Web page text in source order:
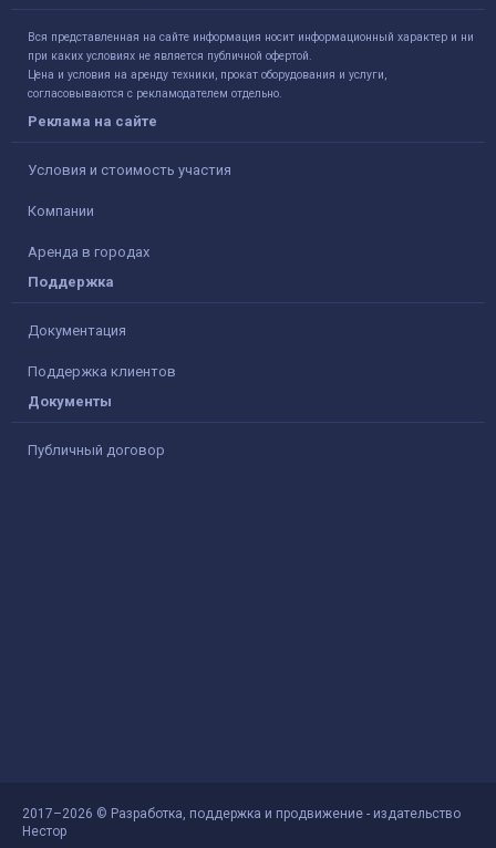
Вся представленная на сайте информация носит информационный характер и ни
при каких условиях не является публичной офертой.
Цена и условия на аренду техники, прокат оборудования и услуги,
согласовываются с рекламодателем отдельно.
Реклама на сайте
Условия и стоимость участия
Компании
Аренда в городах
Поддержка
Документация
Поддержка клиентов
Документы
Публичный договор
2017–2026 © Разработка, поддержка и продвижение - издательство
Нестор